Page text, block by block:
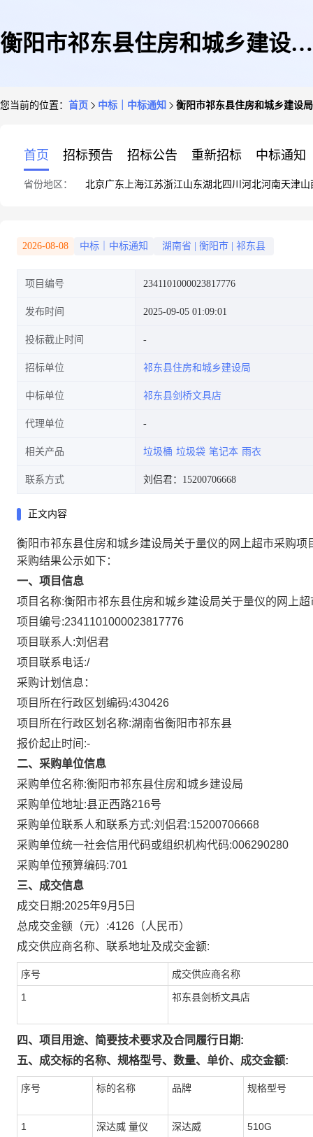
衡阳市祁东县住房和城乡建设局
您当前的位置： 首页 中标｜中标通知 衡阳市祁东县住房和城乡建设
首页 招标预告 招标公告 重新招标 中标通知
省份地区： 北京广东 上海江苏浙江山东湖北四川 河北河南天津山
2026-08-08 中标｜中标通知 湖南省 衡阳市 祁东县
项目编号 2341101000023817776
发布时间 2025-09-05 01:09:01
投标截止时间
招标单位 祁东县住房和城乡建设局
中标单位 祁东县剑桥文具店
代理单位
相关产品 垃圾桶 垃圾袋 笔记本 雨衣
联系方式 刘侣君：15200706668
正文内容
衡阳市祁东县住房和城乡建设局关于量仪的网上超市采购项
采购结果公示如下：
一、项目信息
项目名称:衡阳市祁东县住房和城乡建设局关于量仪的网上
项目编号:2341101000023817776
项目联系人:刘侣君
项目联系电话:/
采购计划信息：
项目所在行政区划编码:430426
项目所在行政区划名称:湖南省衡阳市祁东县
报价起止时间:-
二、采购单位信息
采购单位名称:衡阳市祁东县住房和城乡建设局
采购单位地址:县正西路216号
采购单位联系人和联系方式:刘侣君:15200706668
采购单位统一社会信用代码或组织机构代码:006290280
采购单位预算编码:701
三、成交信息
成交日期:2025年9月5日
总成交金额（元）:4126 （人民币）
成交供应商名称、联系地址及成交金额:
序号 成交供应商名称
1 祁东县剑桥文具店
四、项目用途、简要技术要求及合同履行日期:
五、成交标的名称、规格型号、数量、单价、成交金额:
序号 标的名称 品牌 规格型号
1 深达威 量仪 深达威 510G